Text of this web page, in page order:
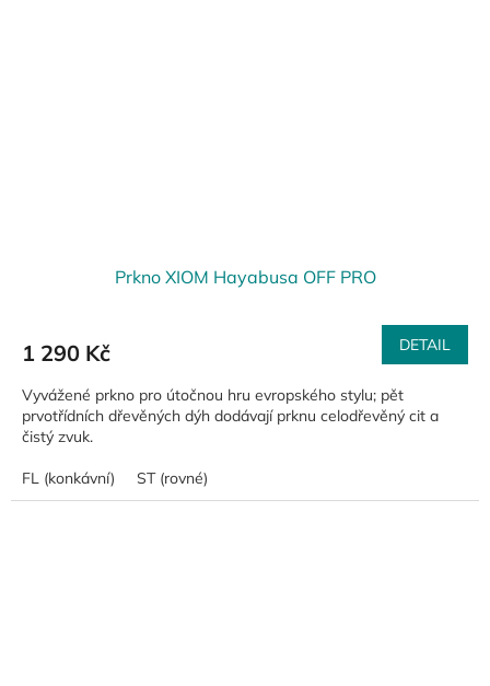
Prkno XIOM Hayabusa OFF PRO
1 290 Kč DETAIL
Vyvážené prkno pro útočnou hru evropského stylu; pět
prvotřídních dřevěných dýh dodávají prknu celodřevěný cit a
čistý zvuk.
FL (konkávní) ST (rovné)